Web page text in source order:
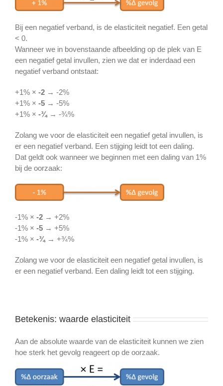
Bij een negatief verband, is de elasticiteit negatief. Een getal
< 0.
Wanneer we in bovenstaande afbeelding op de plek van E
een negatief getal invullen, zien we dat er inderdaad een
negatief verband ontstaat:
+1% × -2 → -2%
+1% × -5 → -5%
+1% × -¾ → -¾%
Zolang we voor de elasticiteit een negatief getal invullen, is
er een negatief verband. Een stijging leidt tot een daling.
Dat geldt ook wanneer we beginnen met een daling van 1%
bij de oorzaak:
-1% × -2 → +2%
-1% × -5 → +5%
-1% × -¾ → +¾%
Zolang we voor de elasticiteit een negatief getal invullen, is
er een negatief verband. Een daling leidt tot een stijging.
Betekenis: waarde elasticiteit
Aan de absolute waarde van de elasticiteit kunnen we zien
hoe sterk het gevolg reageert op de oorzaak.